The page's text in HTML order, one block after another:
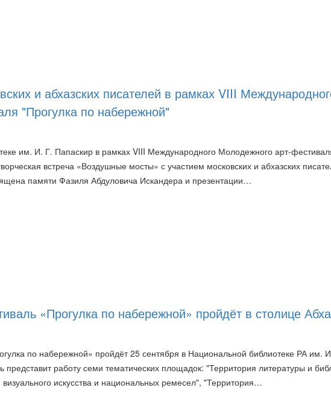
и абхазских писателей в рамках VIII
"Прогулка по набережной"
им. И. Г. Папаскир в рамках VIII Международного Молодежного арт-
встреча «Воздушные мосты» с участием московских и абхазских
памяти Фазиля Абдуловича Искандера и презентации…
«Прогулка по набережной» пройдёт в столице
по набережной» пройдёт 25 сентября в Национальной библиотеке РА им.
работу семи тематических площадок: "Территория литературы и
искусства и национальных ремесел", "Территория…